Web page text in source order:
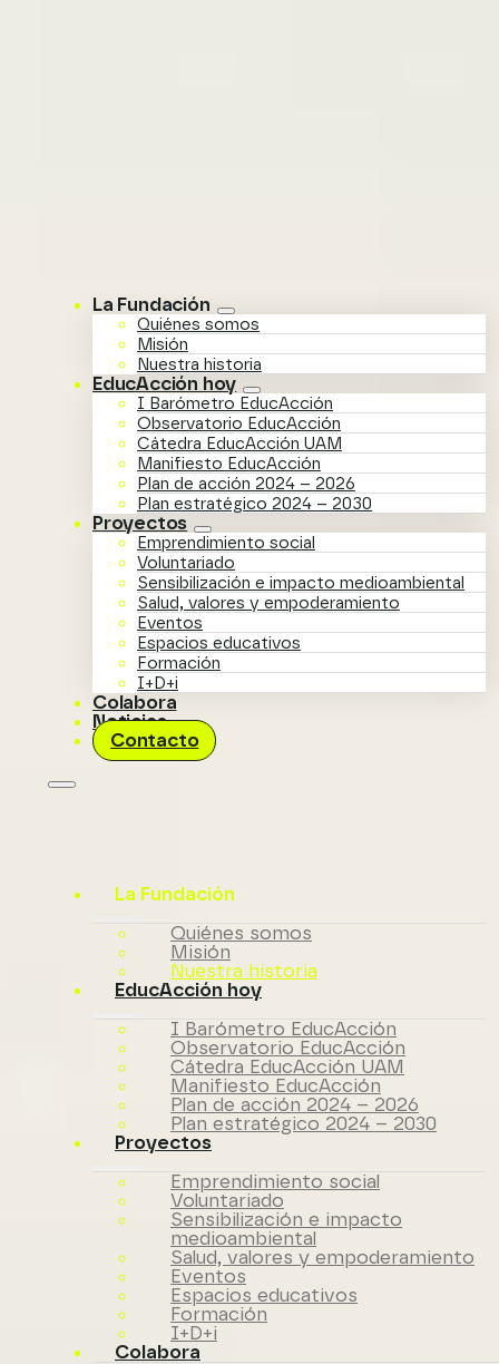
La Fundación
Quiénes somos
Misión
Nuestra historia
EducAcción hoy
I Barómetro EducAcción
Observatorio EducAcción
Cátedra EducAcción UAM
Manifiesto EducAcción
Plan de acción 2024 – 2026
Plan estratégico 2024 – 2030
Proyectos
Emprendimiento social
Voluntariado
Sensibilización e impacto medioambiental
Salud, valores y empoderamiento
Eventos
Espacios educativos
Formación
I+D+i
Colabora
Noticias
Contacto
La Fundación
Quiénes somos
Misión
Nuestra historia
EducAcción hoy
I Barómetro EducAcción
Observatorio EducAcción
Cátedra EducAcción UAM
Manifiesto EducAcción
Plan de acción 2024 – 2026
Plan estratégico 2024 – 2030
Proyectos
Emprendimiento social
Voluntariado
Sensibilización e impacto
medioambiental
Salud, valores y empoderamiento
Eventos
Espacios educativos
Formación
I+D+i
Colabora